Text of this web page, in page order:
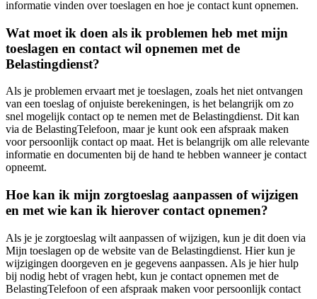
informatie vinden over toeslagen en hoe je contact kunt opnemen.
Wat moet ik doen als ik problemen heb met mijn
toeslagen en contact wil opnemen met de
Belastingdienst?
Als je problemen ervaart met je toeslagen, zoals het niet ontvangen
van een toeslag of onjuiste berekeningen, is het belangrijk om zo
snel mogelijk contact op te nemen met de Belastingdienst. Dit kan
via de BelastingTelefoon, maar je kunt ook een afspraak maken
voor persoonlijk contact op maat. Het is belangrijk om alle relevante
informatie en documenten bij de hand te hebben wanneer je contact
opneemt.
Hoe kan ik mijn zorgtoeslag aanpassen of wijzigen
en met wie kan ik hierover contact opnemen?
Als je je zorgtoeslag wilt aanpassen of wijzigen, kun je dit doen via
Mijn toeslagen op de website van de Belastingdienst. Hier kun je
wijzigingen doorgeven en je gegevens aanpassen. Als je hier hulp
bij nodig hebt of vragen hebt, kun je contact opnemen met de
BelastingTelefoon of een afspraak maken voor persoonlijk contact